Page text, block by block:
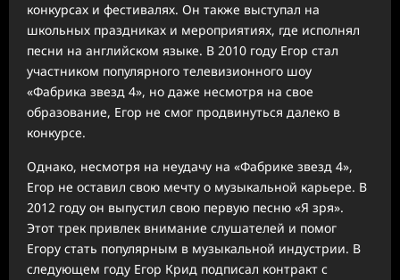
конкурсах и фестивалях. Он также выступал на
школьных праздниках и мероприятиях, где исполнял
песни на английском языке. В 2010 году Егор стал
участником популярного телевизионного шоу
«Фабрика звезд 4», но даже несмотря на свое
образование, Егор не смог продвинуться далеко в
конкурсе.
Однако, несмотря на неудачу на «Фабрике звезд 4»,
Егор не оставил свою мечту о музыкальной карьере. В
2012 году он выпустил свою первую песню «Я зря».
Этот трек привлек внимание слушателей и помог
Егору стать популярным в музыкальной индустрии. В
следующем году Егор Крид подписал контракт с